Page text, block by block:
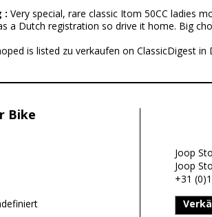
: Very special, rare classic Itom 50CC ladies
a Dutch registration so drive it home. Big
is listed zu verkaufen on ClassicDigest in
Bike
Joop
Joop
+31